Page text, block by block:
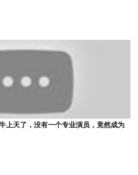
上天了，没有一个专业演员，竟然成为